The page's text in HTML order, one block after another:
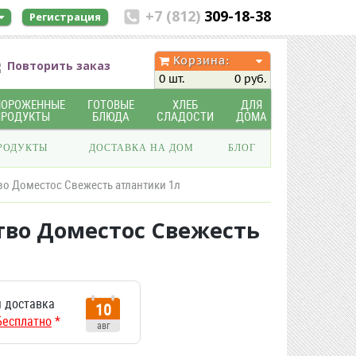
+7 (812) 309-18-38
Регистрация
Повторить заказ
Корзина:
0 шт.
0 руб.
ГОТОВЫЕ
БЛЮДА
ХЛЕБ
СЛАДОСТИ
ДЛЯ
ДОМА
ДОСТАВКА НА ДОМ БЛОГ
Доместос Свежесть атлантики 1л
Доместос Свежесть
*
10
авг